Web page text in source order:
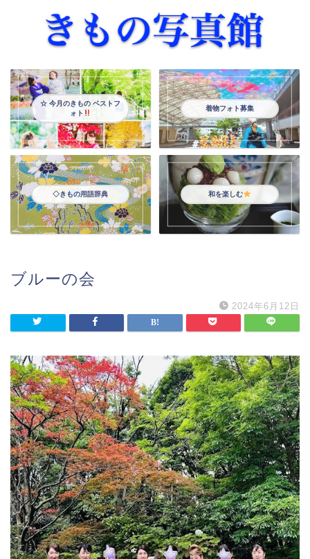
☆ 今月のきもの ベストフ
ォト
着物フォト募集
◇きもの用語辞典 和を楽しむ
ブルーの会
2024年6月12日